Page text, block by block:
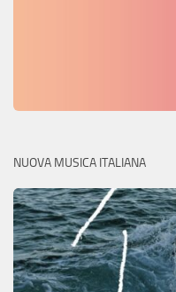
NUOVA MUSICA ITALIANA